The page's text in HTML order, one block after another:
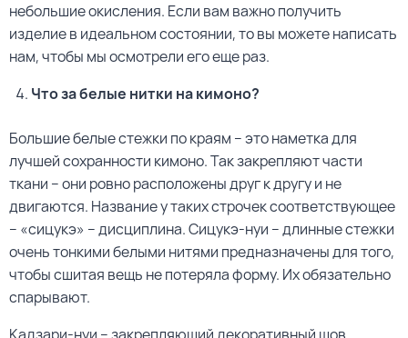
небольшие окисления. Если вам важно получить
изделие в идеальном состоянии, то вы можете написать
нам, чтобы мы осмотрели его еще раз.
Что за белые нитки на кимоно?
Большие белые стежки по краям – это наметка для
лучшей сохранности кимоно. Так закрепляют части
ткани – они ровно расположены друг к другу и не
двигаются. Название у таких строчек соответствующее
– «сицукэ» – дисциплина. Сицукэ-нуи – длинные стежки
очень тонкими белыми нитями предназначены для того,
чтобы сшитая вещь не потеряла форму. Их обязательно
спарывают.